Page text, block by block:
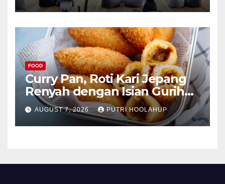
FOOD
Curry Pan, Roti Kari Jepang
Renyah dengan Isian Gurih
Menggoda
AUGUST 7, 2026 PUTRI HOOLAHUP